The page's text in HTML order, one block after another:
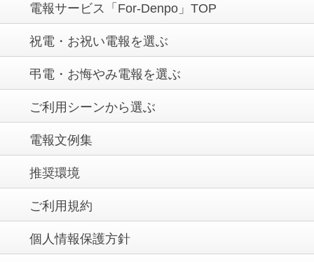
電報サービス「For-Denpo」TOP
祝電・お祝い電報を選ぶ
弔電・お悔やみ電報を選ぶ
ご利用シーンから選ぶ
電報文例集
推奨環境
ご利用規約
個人情報保護方針